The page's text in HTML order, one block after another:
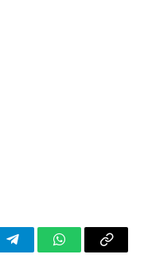
TelegramWhatsAppCopia